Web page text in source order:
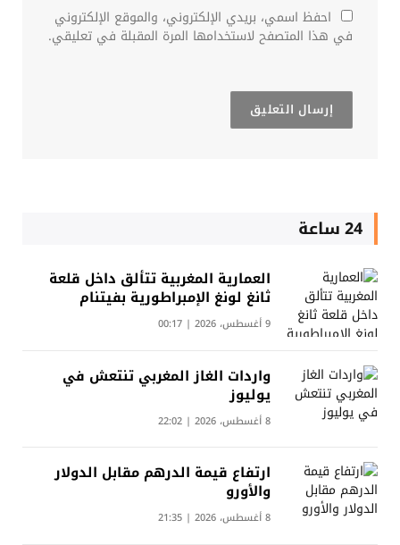
احفظ اسمي، بريدي الإلكتروني، والموقع الإلكتروني
في هذا المتصفح لاستخدامها المرة المقبلة في تعليقي.
24 ساعة
العمارية المغربية تتألق داخل قلعة
ثانغ لونغ الإمبراطورية بفيتنام
9 أغسطس، 2026 | 00:17
واردات الغاز المغربي تنتعش في
يوليوز
8 أغسطس، 2026 | 22:02
ارتفاع قيمة الدرهم مقابل الدولار
والأورو
8 أغسطس، 2026 | 21:35